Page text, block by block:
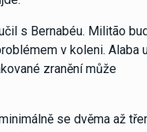
s Bernabéu. Militão
v koleni. Alaba
zranění může
se dvěma až